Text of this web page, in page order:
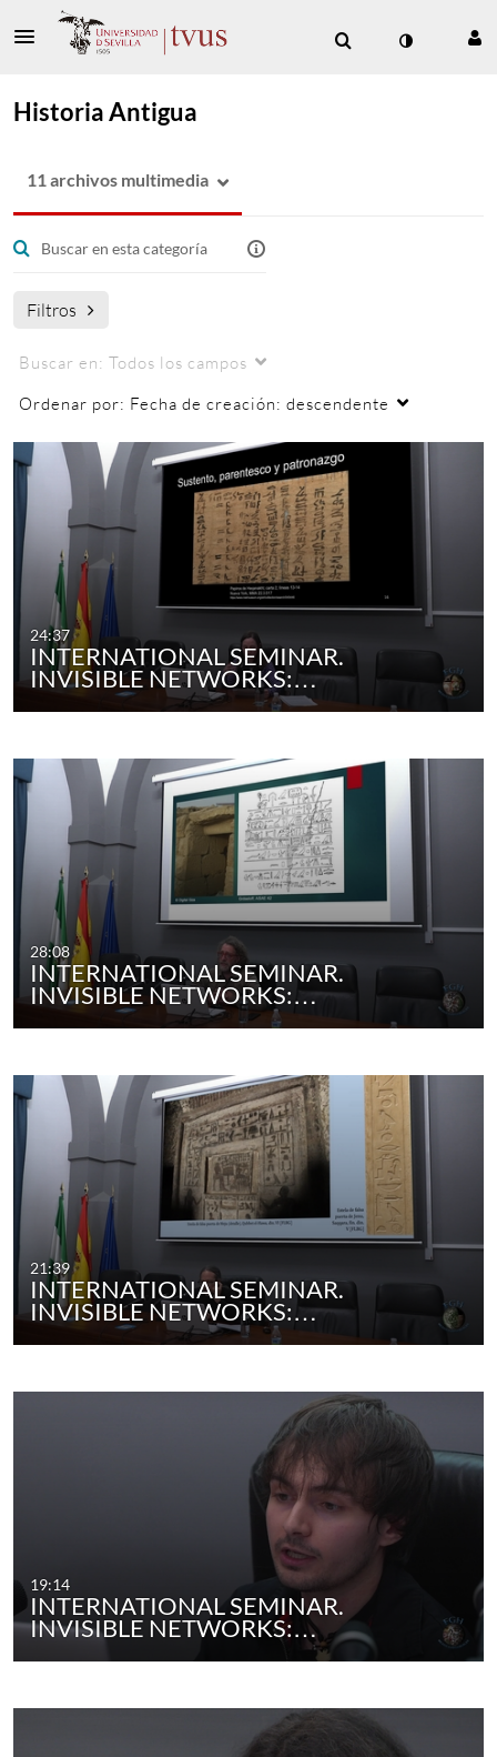
Historia Antigua
11 archivos multimedia
Filtros
Buscar en: Todos los campos
Ordenar por: Fecha de creación: descendente
24:37
INTERNATIONAL SEMINAR.
INVISIBLE NETWORKS:…
28:08
INTERNATIONAL SEMINAR.
INVISIBLE NETWORKS:…
21:39
INTERNATIONAL SEMINAR.
INVISIBLE NETWORKS:…
19:14
INTERNATIONAL SEMINAR.
INVISIBLE NETWORKS:…